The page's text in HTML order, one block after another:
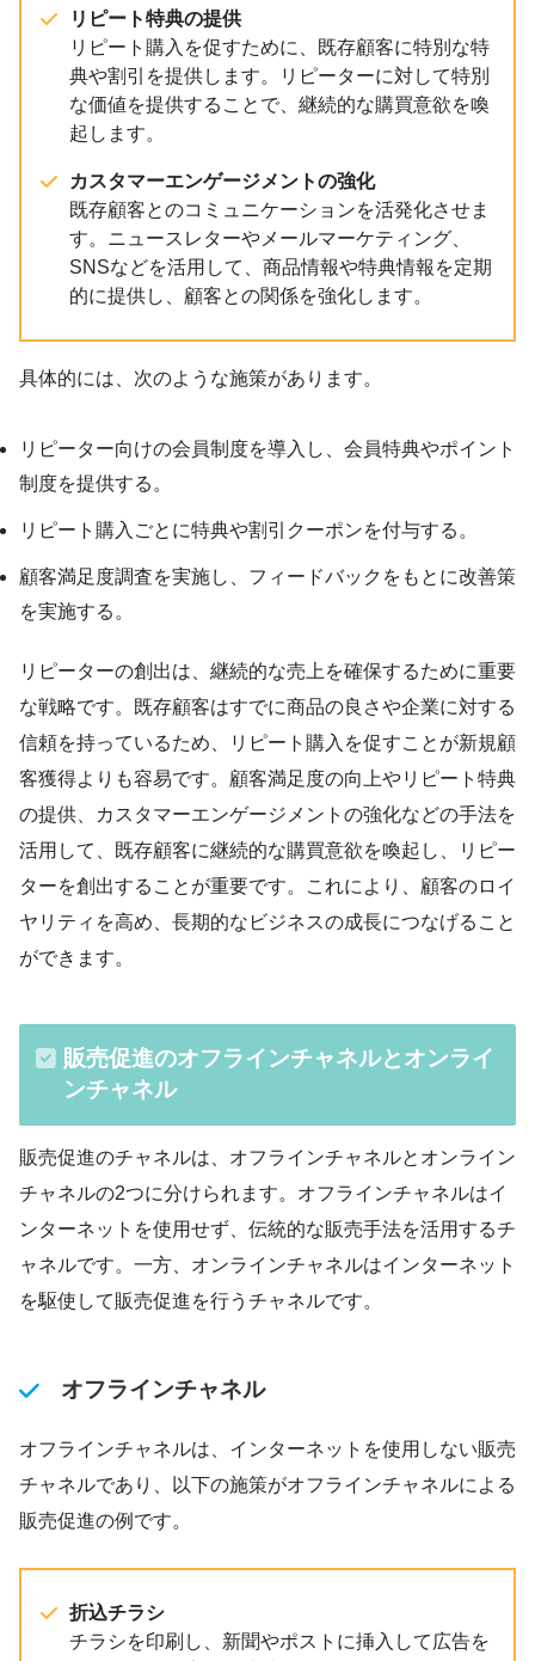
リピート特典の提供
リピート購入を促すために、既存顧客に特別な特
典や割引を提供します。リピーターに対して特別
な価値を提供することで、継続的な購買意欲を喚
起します。
カスタマーエンゲージメントの強化
既存顧客とのコミュニケーションを活発化させま
す。ニュースレターやメールマーケティング、
SNSなどを活用して、商品情報や特典情報を定期
的に提供し、顧客との関係を強化します。
具体的には、次のような施策があります。
リピーター向けの会員制度を導入し、会員特典やポイント
制度を提供する。
リピート購入ごとに特典や割引クーポンを付与する。
顧客満足度調査を実施し、フィードバックをもとに改善策
を実施する。
リピーターの創出は、継続的な売上を確保するために重要
な戦略です。既存顧客はすでに商品の良さや企業に対する
信頼を持っているため、リピート購入を促すことが新規顧
客獲得よりも容易です。顧客満足度の向上やリピート特典
の提供、カスタマーエンゲージメントの強化などの手法を
活用して、既存顧客に継続的な購買意欲を喚起し、リピー
ターを創出することが重要です。これにより、顧客のロイ
ヤリティを高め、長期的なビジネスの成長につなげること
ができます。
販売促進のオフラインチャネルとオンライ
ンチャネル
販売促進のチャネルは、オフラインチャネルとオンライン
チャネルの2つに分けられます。オフラインチャネルはイ
ンターネットを使用せず、伝統的な販売手法を活用するチ
ャネルです。一方、オンラインチャネルはインターネット
を駆使して販売促進を行うチャネルです。
オフラインチャネル
オフラインチャネルは、インターネットを使用しない販売
チャネルであり、以下の施策がオフラインチャネルによる
販売促進の例です。
折込チラシ
チラシを印刷し、新聞やポストに挿入して広告を